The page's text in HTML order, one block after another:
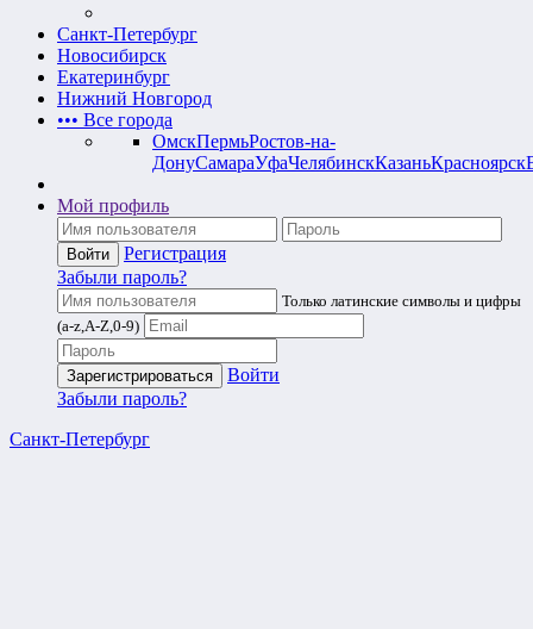
Санкт-Петербург
Новосибирск
Екатеринбург
Нижний Новгород
••• Все города
ОмскПермьРостов-на-
ДонуСамараУфаЧелябинскКазаньКрасноярск
Мой профиль
Регистрация
Забыли пароль?
Только латинские символы и цифры
(a-z,A-Z,0-9)
Войти
Забыли пароль?
Санкт-Петербург